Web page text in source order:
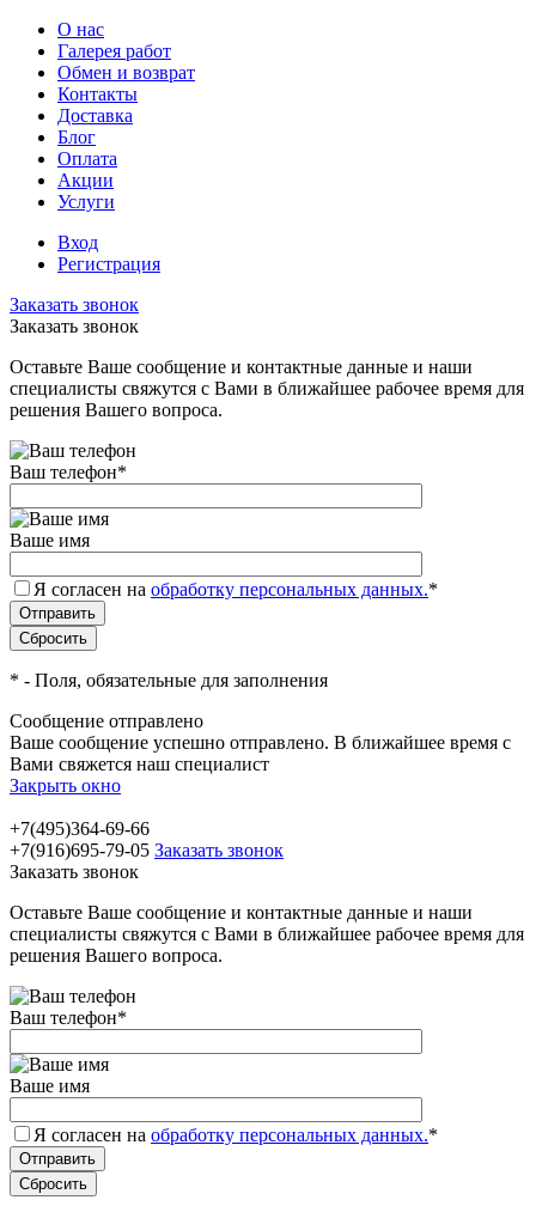
О нас
Галерея работ
Обмен и возврат
Контакты
Доставка
Блог
Оплата
Акции
Услуги
Вход
Регистрация
Заказать звонок
Заказать звонок
Оставьте Ваше сообщение и контактные данные и наши
специалисты свяжутся с Вами в ближайшее рабочее время для
решения Вашего вопроса.
Ваш телефон*
Ваше имя
Я согласен на обработку персональных данных.*
* - Поля, обязательные для заполнения
Сообщение отправлено
Ваше сообщение успешно отправлено. В ближайшее время с
Вами свяжется наш специалист
Закрыть окно
+7(495)364-69-66
+7(916)695-79-05 Заказать звонок
Заказать звонок
Оставьте Ваше сообщение и контактные данные и наши
специалисты свяжутся с Вами в ближайшее рабочее время для
решения Вашего вопроса.
Ваш телефон*
Ваше имя
Я согласен на обработку персональных данных.*